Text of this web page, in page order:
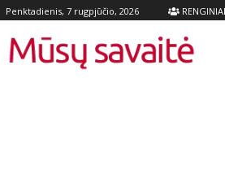
Penktadienis, 7 rugpjūčio, 2026 RENGINIAI